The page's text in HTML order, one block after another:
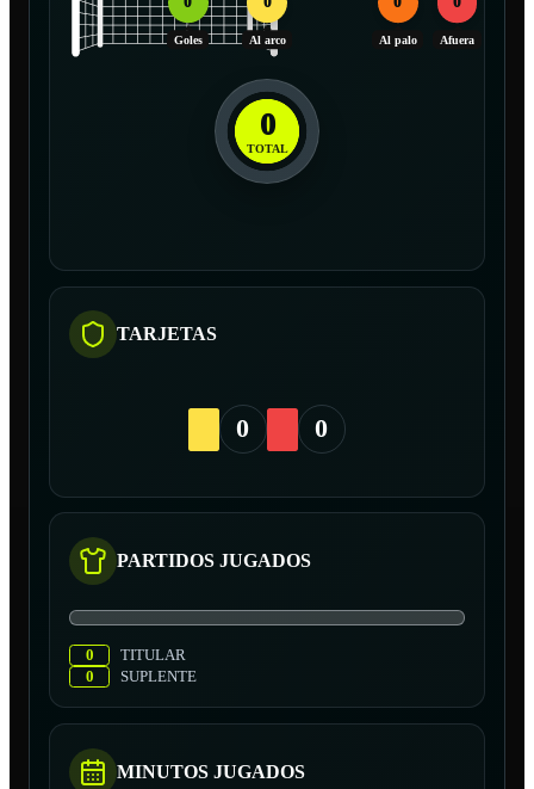
Goles Al arco Al palo Afuera
0
TOTAL
TARJETAS
0 0
PARTIDOS JUGADOS
0
TITULAR
0
SUPLENTE
MINUTOS JUGADOS